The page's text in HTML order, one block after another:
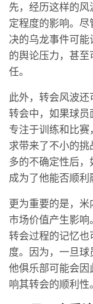
先，经历这样的
定程度的影响。
决的乌龙事件可
的舆论压力，甚
任。
此外，转会风波
转会中，如果球
专注于训练和比
求带来了不小的
多的不确定性后，
成为了他能否顺利
更为重要的是，
市场价值产生影
转会过程的记忆
度。因为，一旦
他俱乐部可能会
响其转会的顺利性。